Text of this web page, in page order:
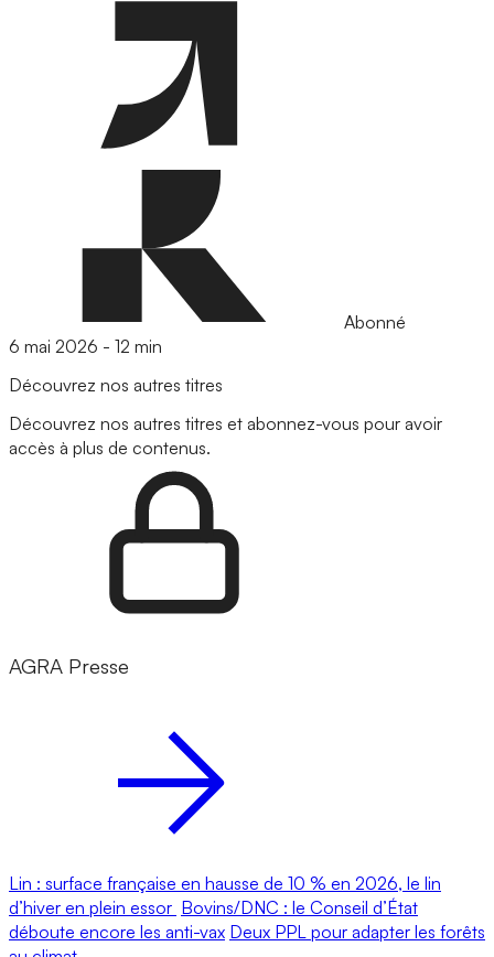
Abonné
6 mai 2026 - 12 min
Découvrez nos autres titres
Découvrez nos autres titres et abonnez-vous pour avoir
accès à plus de contenus.
AGRA Presse
Lin : surface française en hausse de 10 % en 2026, le lin
d’hiver en plein essor Bovins/DNC : le Conseil d’État
déboute encore les anti-vax Deux PPL pour adapter les forêts